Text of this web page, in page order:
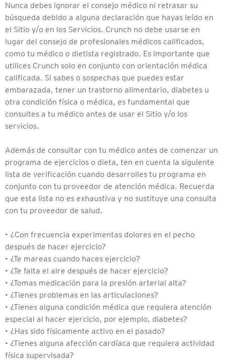
Nunca debes ignorar el consejo médico ni retrasar su
búsqueda debido a alguna declaración que hayas leído en
el Sitio y/o en los Servicios. Crunch no debe usarse en
lugar del consejo de profesionales médicos calificados,
como tu médico o dietista registrado. Es importante que
utilices Crunch solo en conjunto con orientación médica
calificada. Si sabes o sospechas que puedes estar
embarazada, tener un trastorno alimentario, diabetes u
otra condición física o médica, es fundamental que
consultes a tu médico antes de usar el Sitio y/o los
servicios.
Además de consultar con tu médico antes de comenzar un
programa de ejercicios o dieta, ten en cuenta la siguiente
lista de verificación cuando desarrolles tu programa en
conjunto con tu proveedor de atención médica. Recuerda
que esta lista no es exhaustiva y no sustituye una consulta
con tu proveedor de salud.
• ¿Con frecuencia experimentas dolores en el pecho
después de hacer ejercicio?
• ¿Te mareas cuando haces ejercicio?
• ¿Te falta el aire después de hacer ejercicio?
• ¿Tomas medicación para la presión arterial alta?
• ¿Tienes problemas en las articulaciones?
• ¿Tienes alguna condición médica que requiera atención
especial al hacer ejercicio, por ejemplo, diabetes?
• ¿Has sido físicamente activo en el pasado?
• ¿Tienes alguna afección cardíaca que requiera actividad
física supervisada?